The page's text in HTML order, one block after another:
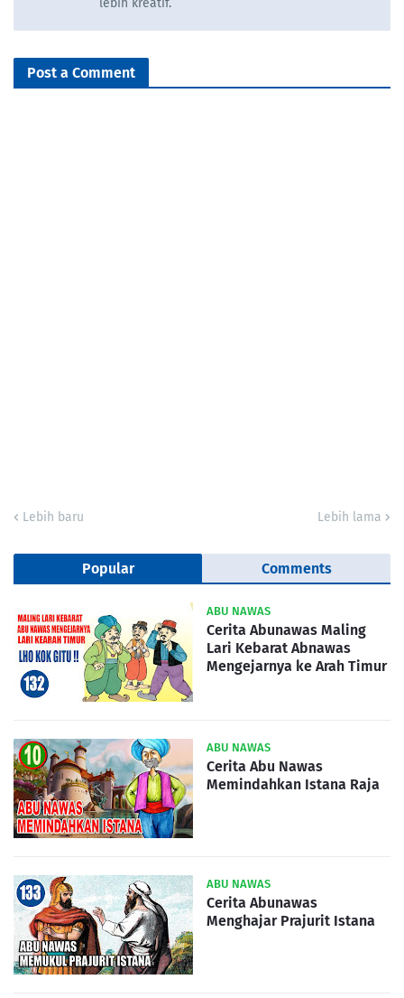
Post a Comment
Lebih baru Lebih lama
Popular Comments
ABU NAWAS
Cerita Abunawas Maling
Lari Kebarat Abnawas
Mengejarnya ke Arah Timur
ABU NAWAS
Cerita Abu Nawas
Memindahkan Istana Raja
ABU NAWAS
Cerita Abunawas
Menghajar Prajurit Istana